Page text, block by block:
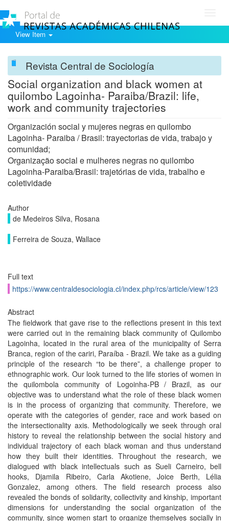
View Item
Revista Central de Sociología
Social organization and black women at
quilombo Lagoinha- Paraiba/Brazil: life,
work and community trajectories
Organización social y mujeres negras en quilombo
Lagoinha- ​​Paraiba / Brasil: trayectorias de vida, trabajo y
comunidad;
Organização social e mulheres negras no quilombo
Lagoinha-Paraiba/Brasil: trajetórias de vida, trabalho e
coletividade
Author
de Medeiros Silva, Rosana
Ferreira de Souza, Wallace
Full text
https://www.centraldesociologia.cl/index.php/rcs/article/view/123
Abstract
The fieldwork that gave rise to the reflections present in this text
were carried out in the remaining black community of Quilombo
Lagoinha, located in the rural area of ​​the municipality of Serra
Branca, region of the cariri, Paraíba - Brazil. We take as a guiding
principle of the research “to be there”, a challenge proper to
ethnographic work. Our look turned to the life stories of women in
the quilombola community of Logoinha-PB / Brazil, as our
objective was to understand what the role of these black women
is in the process of organizing that community. Therefore, we
operate with the categories of gender, race and work based on
the intersectionality axis. Methodologically we seek through oral
history to reveal the relationship between the social history and
individual trajectory of each black woman and thus understand
how they built their identities. Throughout the research, we
dialogued with black intellectuals such as Sueli Carneiro, bell
hooks, Djamila Ribeiro, Carla Akotiene, Joice Berth, Lélia
Gonzalez, among others. The field research process also
revealed the bonds of solidarity, collectivity and kinship, important
dimensions for understanding the social organization of the
community, since women start to organize themselves socially in